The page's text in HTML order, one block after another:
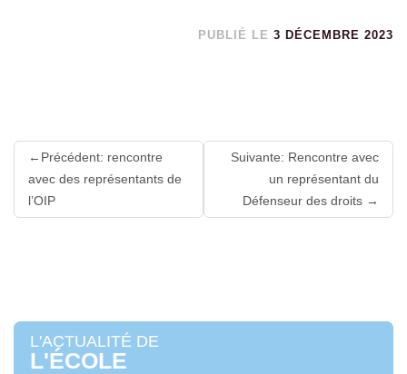
PUBLIÉ LE 3 DÉCEMBRE 2023
Lire
suite
Précédent: rencontre
avec des représentants de
l’OIP
Suivante: Rencontre avec
un représentant du
Défenseur des droits
L'ACTUALITÉ DE
L'ÉCOLE